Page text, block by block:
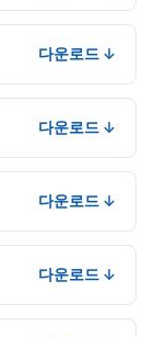
다운로드 ↓
다운로드 ↓
다운로드 ↓
다운로드 ↓